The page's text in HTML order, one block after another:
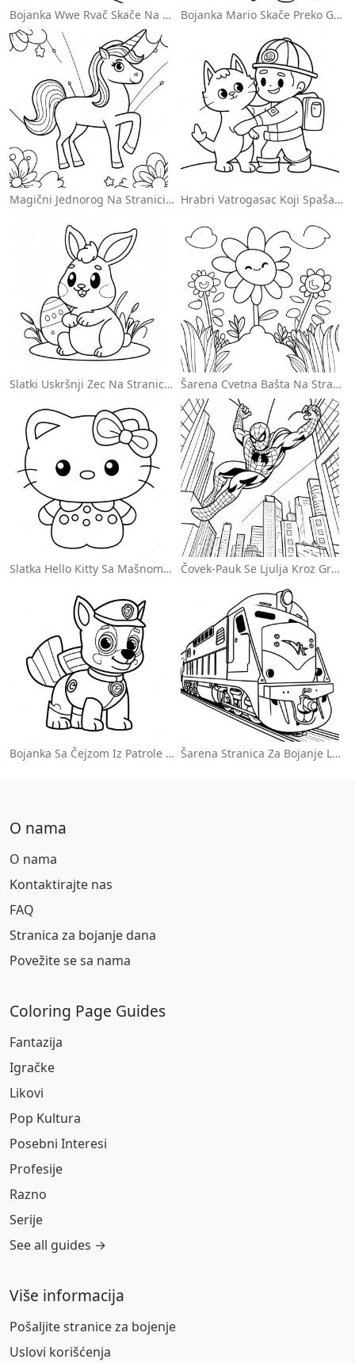
Bojanka Wwe Rvač Skače Na Protivnika Bojanka Mario Skače Preko Goomba
Magični Jednorog Na Stranici Za Bojanje Sa Duškom Hrabri Vatrogasac Koji Spašava Mačku Za Bojanje
Slatki Uskršnji Zec Na Stranici Za Bojanje Šarena Cvetna Bašta Na Stranici Za Bojanje
Slatka Hello Kitty Sa Mašnom - Bojanka Čovek-Pauk Se Ljulja Kroz Grad - Bojanka
Bojanka Sa Čejzom Iz Patrole Pasa Šarena Stranica Za Bojanje Lokomotive
O nama
O nama
Kontaktirajte nas
FAQ
Stranica za bojanje dana
Povežite se sa nama
Coloring Page Guides
Fantazija
Igračke
Likovi
Pop Kultura
Posebni Interesi
Profesije
Razno
Serije
See all guides →
Više informacija
Pošaljite stranice za bojenje
Uslovi korišćenja